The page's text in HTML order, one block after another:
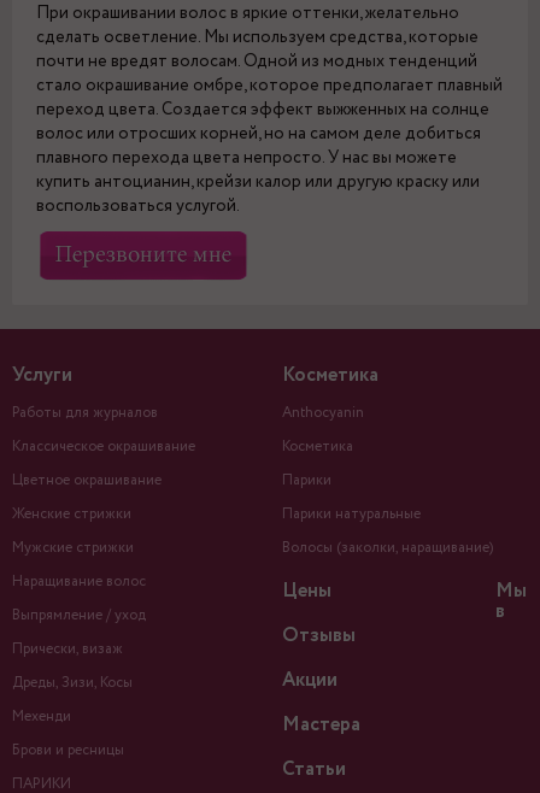
При окрашивании волос в яркие оттенки, желательно
сделать осветление. Мы используем средства, которые
почти не вредят волосам. Одной из модных тенденций
стало окрашивание омбре, которое предполагает плавный
переход цвета. Создается эффект выжженных на солнце
волос или отросших корней, но на самом деле добиться
плавного перехода цвета непросто. У нас вы можете
купить антоцианин, крейзи калор или другую краску или
воспользоваться услугой.
Услуги
Работы для журналов
Классическое окрашивание
Цветное окрашивание
Женские стрижки
Мужские стрижки
Наращивание волос
Выпрямление / уход
Прически, визаж
Дреды, Зизи, Косы
Мехенди
Брови и ресницы
ПАРИКИ
Косметика
Anthocyanin
Косметика
Парики
Парики натуральные
Волосы (заколки, наращивание)
Цены
Отзывы
Акции
Мастера
Статьи
Мы
в